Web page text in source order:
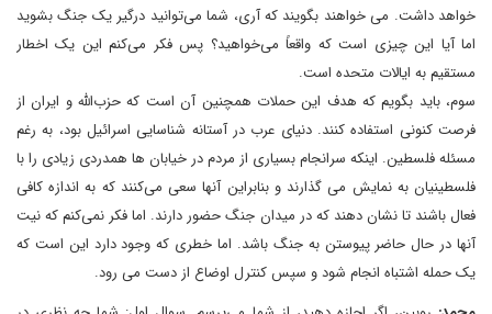
خواهد داشت. می خواهند بگویند که آری، شما می‌توانید درگیر یک جنگ بشوید
اما آیا این چیزی است که واقعاً می‌خواهید؟ پس فکر می‌کنم این یک اخطار
مستقیم به ایالات متحده است.
سوم، باید بگویم که هدف این حملات همچنین آن است که حزب‌الله و ایران از
فرصت کنونی استفاده کنند. دنیای عرب در آستانه شناسایی اسرائیل بود، به رغم
مسئله فلسطین. اینکه سرانجام بسیاری از مردم در خیابان ها همدردی زیادی را با
فلسطینیان به نمایش می گذارند و بنابراین آنها سعی می‌کنند که به اندازه کافی
فعال باشند تا نشان دهند که در میدان جنگ حضور دارند. اما فکر نمی‌کنم که نیت
آنها در حال حاضر پیوستن به جنگ باشد. اما خطری که وجود دارد این است که
یک حمله اشتباه انجام شود و سپس کنترل اوضاع از دست می رود.